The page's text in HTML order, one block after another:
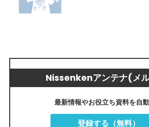
Nissenkenアンテナ(メ
最新情報やお役立ち資料を自
登録する（無料）